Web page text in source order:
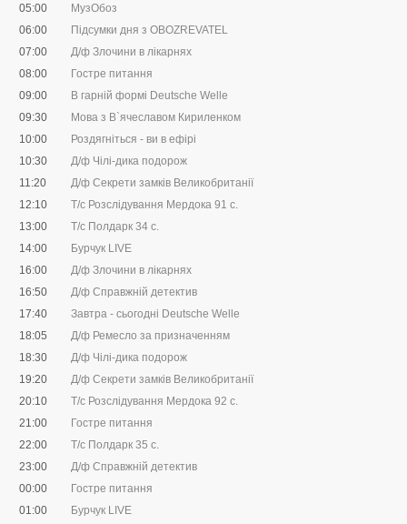
05:00
МузОбоз
06:00
Підсумки дня з OBOZREVATEL
07:00
Д/ф Злочини в лікарнях
08:00
Гостре питання
09:00
В гарній формі Deutsche Welle
09:30
Мова з В`ячеславом Кириленком
10:00
Роздягніться - ви в ефірі
10:30
Д/ф Чілі-дика подорож
11:20
Д/ф Секрети замків Великобританії
12:10
Т/с Розслідування Мердока 91 с.
13:00
Т/с Полдарк 34 с.
14:00
Бурчук LIVE
16:00
Д/ф Злочини в лікарнях
16:50
Д/ф Справжній детектив
17:40
Завтра - сьогодні Deutsche Welle
18:05
Д/ф Ремесло за призначенням
18:30
Д/ф Чілі-дика подорож
19:20
Д/ф Секрети замків Великобританії
20:10
Т/с Розслідування Мердока 92 с.
21:00
Гостре питання
22:00
Т/с Полдарк 35 с.
23:00
Д/ф Справжній детектив
00:00
Гостре питання
01:00
Бурчук LIVE